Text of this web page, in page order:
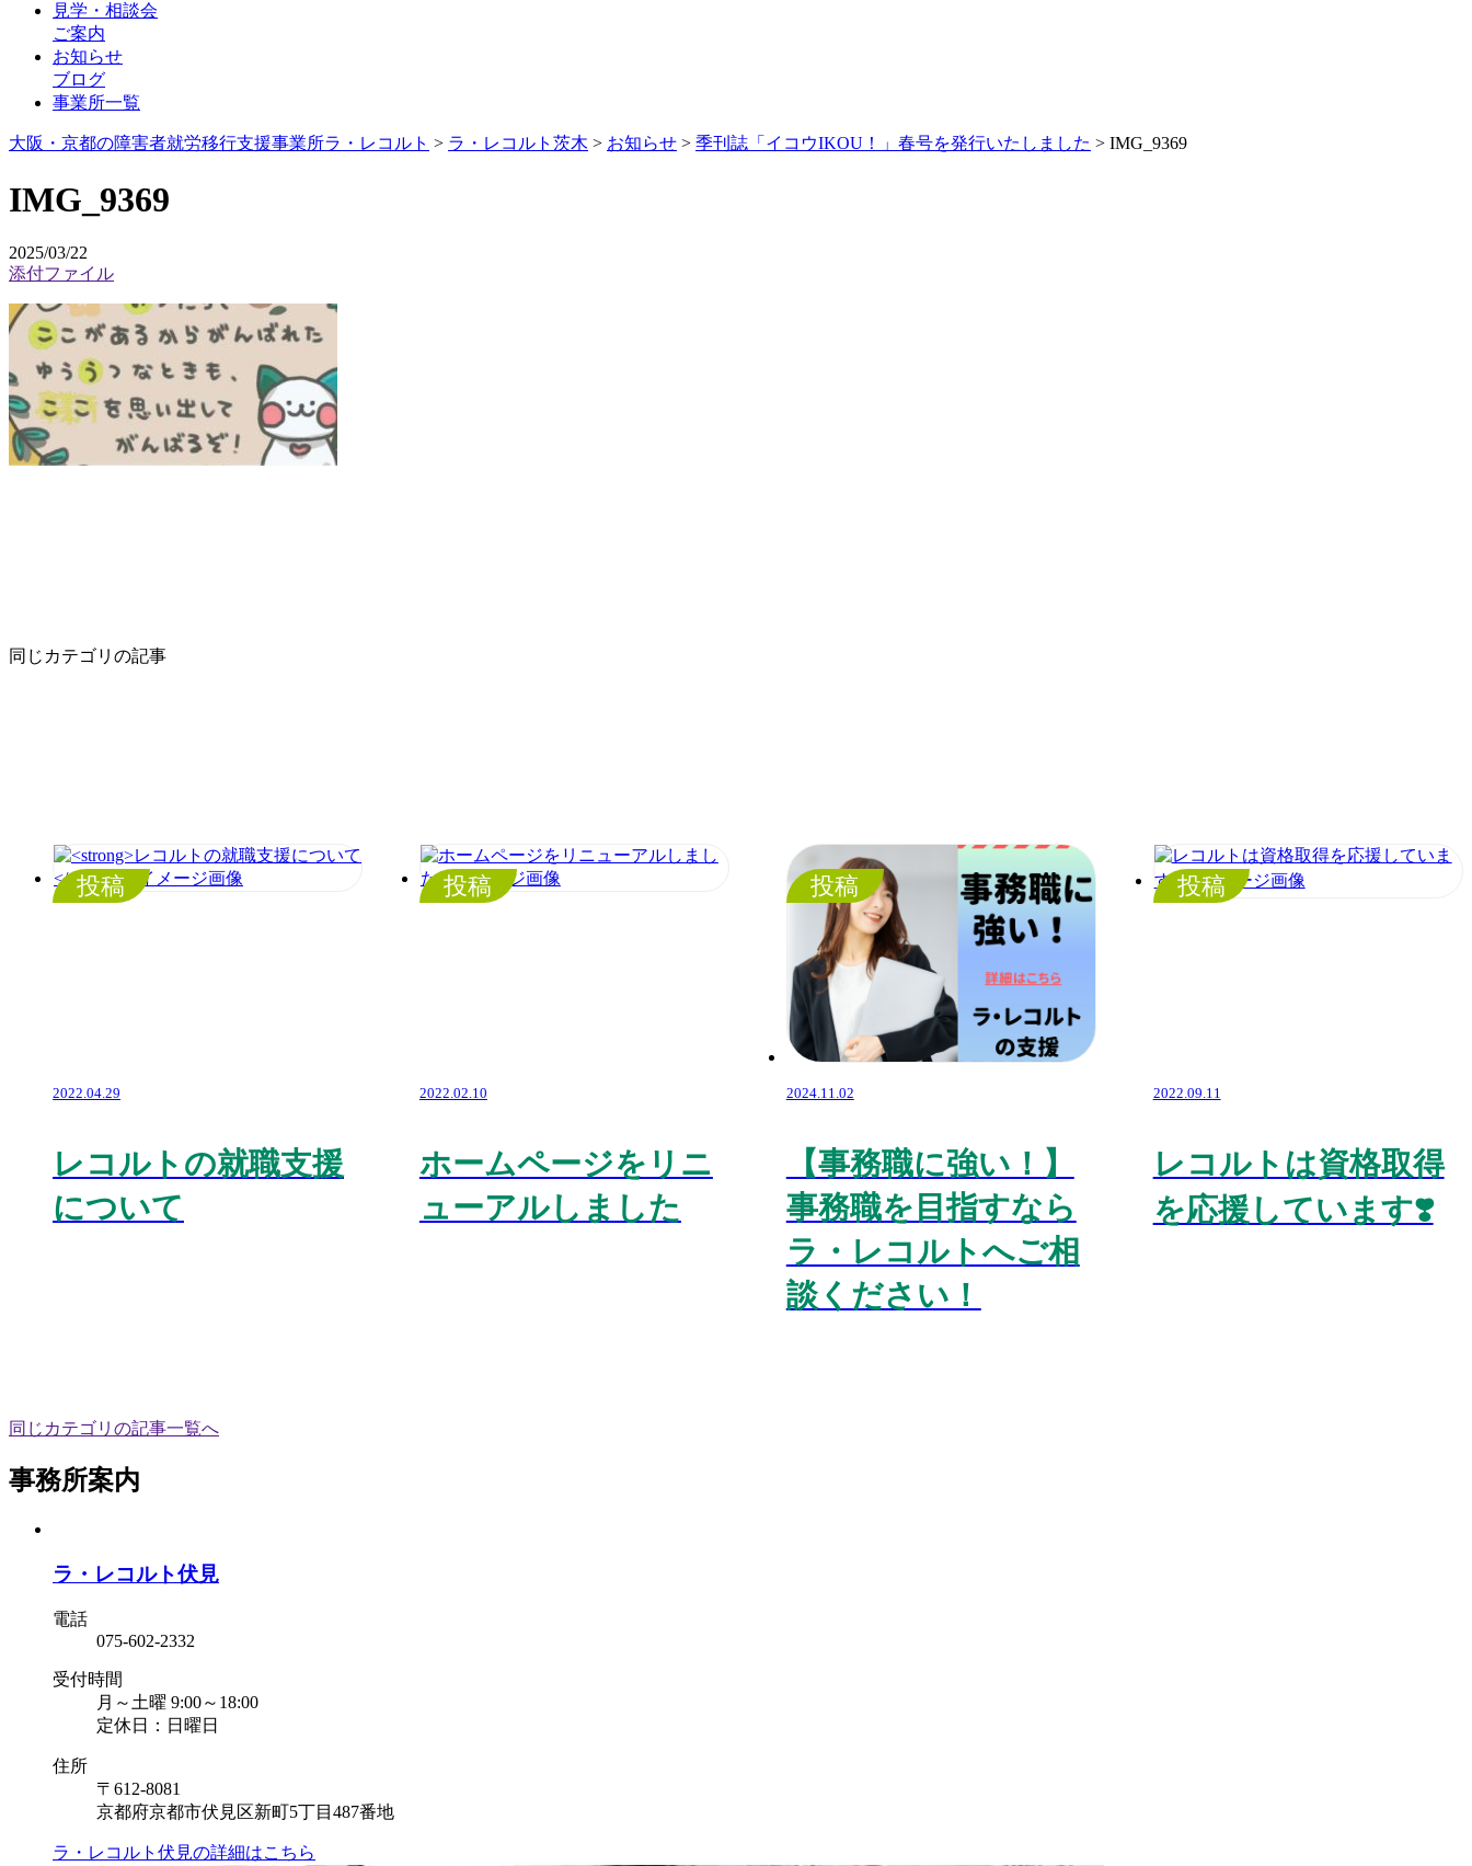
見学・相談会
ご案内
お知らせ
ブログ
事業所一覧
大阪・京都の障害者就労移行支援事業所ラ・レコルト > ラ・レコルト茨木 > お知らせ > 季刊誌「イコウIKOU！」春号を発行いたしました > IMG_9369
IMG_9369
2025/03/22
添付ファイル
同じカテゴリの記事
投稿
2022.04.29
レコルトの就職支援
について
投稿
2022.02.10
ホームページをリニ
ューアルしました
投稿
2024.11.02
【事務職に強い！】
事務職を目指すなら
ラ・レコルトへご相
談ください！
投稿
2022.09.11
レコルトは資格取得
を応援しています❣️
同じカテゴリの記事⼀覧へ
事務所案内
ラ・レコルト伏見
電話
075-602-2332
受付時間
月～土曜 9:00～18:00
定休日：日曜日
住所
〒612-8081
京都府京都市伏見区新町5丁目487番地
ラ・レコルト伏見の詳細はこちら